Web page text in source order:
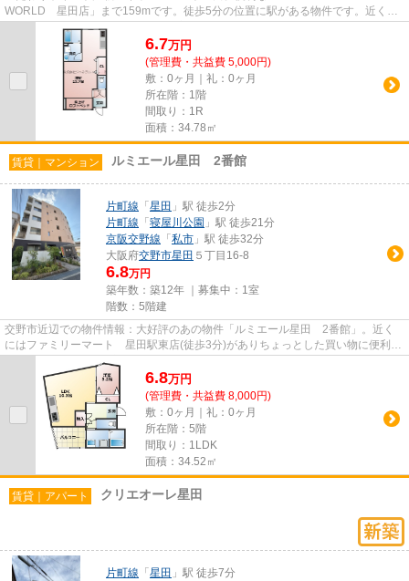
WORLD 星田店」まで159mです。徒歩5分の位置に駅がある物件です。近くに
駅が2つあるため、用途や行き先に応じて駅...
6.7万円
(管理費・共益費 5,000円)
敷：0ヶ月｜礼：0ヶ月
所在階：1階
間取り：1R
面積：34.78㎡
賃貸｜マンション ルミエール星田 2番館
片町線 「 星田 」駅 徒歩2分
片町線 「 寝屋川公園 」駅 徒歩21分
京阪交野線 「 私市 」駅 徒歩32分
大阪府交野市星田 ５丁目16-8
6.8万円
築年数：築12年 ｜募集中： 1室
階数：5階建
交野市近辺での物件情報：大好評のあの物件「ルミエール星田 2番館」。近く
にはファミリーマート 星田駅東店(徒歩3分)がありちょっとした買い物に便利で
す。駅まで徒歩2分の立地が魅...
6.8万円
(管理費・共益費 8,000円)
敷：0ヶ月｜礼：0ヶ月
所在階：5階
間取り：1LDK
面積：34.52㎡
賃貸｜アパート クリエオーレ星田
片町線 「 星田 」駅 徒歩7分